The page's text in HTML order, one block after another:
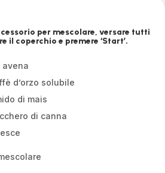
per mescolare, versare tutti
il coperchio e premere ‘Start’.
avena
d’orzo solubile
di mais
di canna